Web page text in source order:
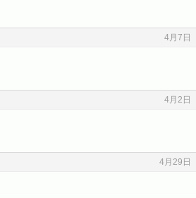
4月7日
4月2日
4月29日